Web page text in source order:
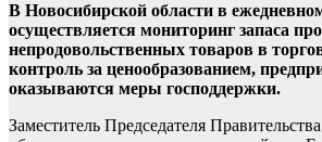
В Новосибирской области в
осуществляется мониторинг запаса
непродовольственных товаров в
контроль за ценообразованием,
оказываются меры господдержки.
Заместитель Председателя